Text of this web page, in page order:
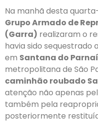
Na manhã desta
Grupo Armado de
(Garra) realizaram o
havia sido sequestrado
em Santana do
metropolitana de São
caminhão roubado
atenção não apenas
também pela
posteriormente